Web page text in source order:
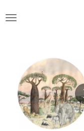
direct
hoofdinhoud